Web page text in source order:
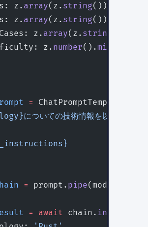
z.
array(z. string()).
z.
array(z. string()).
z.
array(z. string
z.
number().min
= ChatPromptTemplate.
についての技術情報を以下の形式
= prompt. pipe(model).
= await chain. invoke